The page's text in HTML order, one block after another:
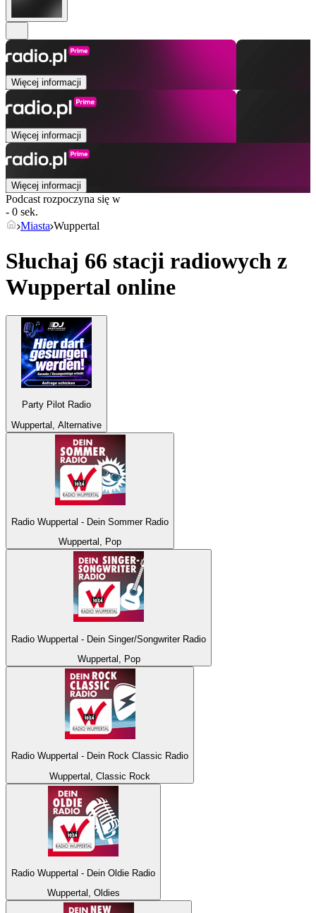
Więcej informacji
Więcej informacji
Więcej informacji
Podcast rozpoczyna się w
- 0 sek.
Miasta Wuppertal
Słuchaj 66 stacji radiowych z
Wuppertal online
Party Pilot Radio
Wuppertal, Alternative
Radio Wuppertal - Dein Sommer Radio
Wuppertal, Pop
Radio Wuppertal - Dein Singer/Songwriter Radio
Wuppertal, Pop
Radio Wuppertal - Dein Rock Classic Radio
Wuppertal, Classic Rock
Radio Wuppertal - Dein Oldie Radio
Wuppertal, Oldies